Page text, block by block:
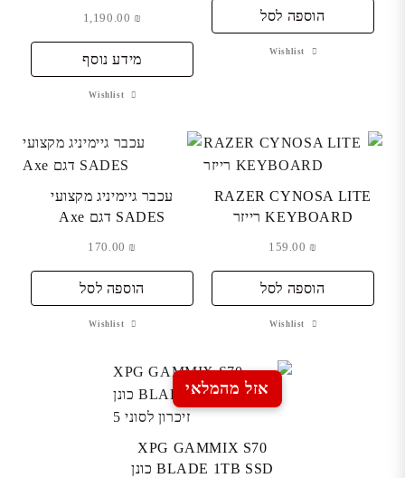
הוספה לסל
Wishlist
₪
מידע נוסף
Wishlist
RAZER CYNOSA LITE
KEYBOARD רייזר
₪
הוספה לסל
Wishlist
עכבר גיימיניג מקצועי
SADES דגם Axe
₪
הוספה לסל
Wishlist
אזל מהמלאי
XPG GAMMIX S70
BLADE 1TB SSD כונן